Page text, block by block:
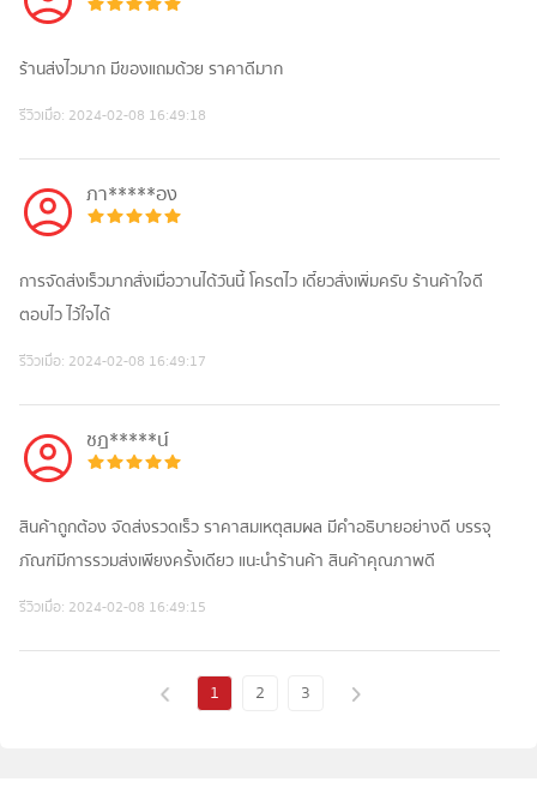
ร้านส่งไวมาก มีของแถมด้วย ราคาดีมาก
รีวิวเมื่อ: 2024-02-08 16:49:18
ภา*****อง
การจัดส่งเร็วมากสั่งเมื่อวานได้วันนี้ โครตไว เดี๋ยวสั่งเพิ่มครับ ร้านค้าใจดี
ตอบไว ไว้ใจได้
รีวิวเมื่อ: 2024-02-08 16:49:17
ชฎ*****น์
สินค้าถูกต้อง จัดส่งรวดเร็ว ราคาสมเหตุสมผล มีคำอธิบายอย่างดี บรรจุ
ภัณฑ์มีการรวมส่งเพียงครั้งเดียว แนะนำร้านค้า สินค้าคุณภาพดี
รีวิวเมื่อ: 2024-02-08 16:49:15
1 2 3